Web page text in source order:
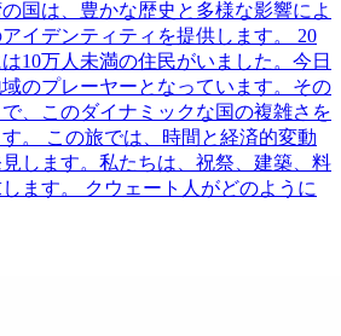
国は、豊かな歴史と多様な影響によ
イデンティティを提供します。 20
10万人未満の住民がいました。今日
のプレーヤーとなっています。その
、このダイナミックな国の複雑さを
。 この旅では、時間と経済的変動
します。私たちは、祝祭、建築、料
ます。 クウェート人がどのように